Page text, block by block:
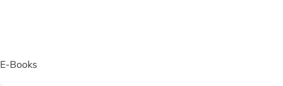
Books